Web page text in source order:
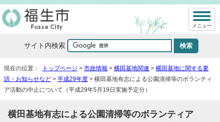
サイト内検索
メニュー
現在の位置： トップページ > 市政情報 > 横田基地関連 > 横田基地に関する要
請・お知らせなど > 平成29年度 > 横田基地有志による公園清掃等のボランティ
ア活動の中止について（平成29年5月19日実施予定分）
横田基地有志による公園清掃等のボランティア